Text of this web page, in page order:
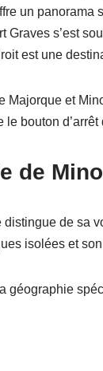
un
Graves s’est
est une
Majorque et
bouton d’arrêt
de
distingue de sa
isolées et
géographie